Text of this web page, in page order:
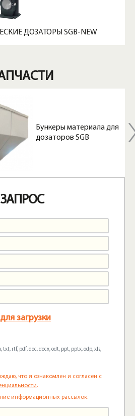
ДОЗАТОРЫ SGB-NEW
Бункеры материала для
дозаторов SGB
загрузки
rtf, pdf, doc, docx, odt, ppt, pptx, odp, xls,
что я ознакомлен и согласен с
.
информационных рассылок.